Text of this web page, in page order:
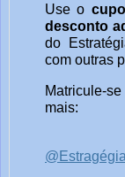
Use o
desconto
do
com outras
Matricule-
mais: